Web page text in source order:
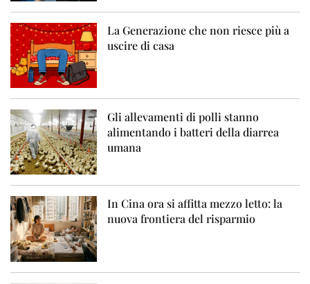
La Generazione che non riesce più a
uscire di casa
Gli allevamenti di polli stanno
alimentando i batteri della diarrea
umana
In Cina ora si affitta mezzo letto: la
nuova frontiera del risparmio